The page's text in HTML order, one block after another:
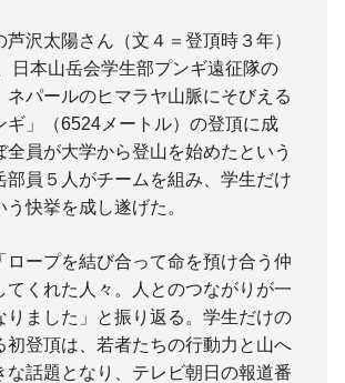
芦沢太陽さん（文４＝登頂時３年）
日本山岳会学生部プンギ遠征隊の
ネパールのヒマラヤ山脈にそびえる
ギ」（6524メートル）の登頂に成
全員が大学から登山を始めたという
部員５人がチームを組み、学生だけ
快挙を成し遂げた。
ロープを結び合って命を預け合う仲
てくれた人々。人とのつながりが一
りました」と振り返る。学生だけの
初登頂は、若者たちの行動力と山へ
な話題となり、テレビ朝日の報道番